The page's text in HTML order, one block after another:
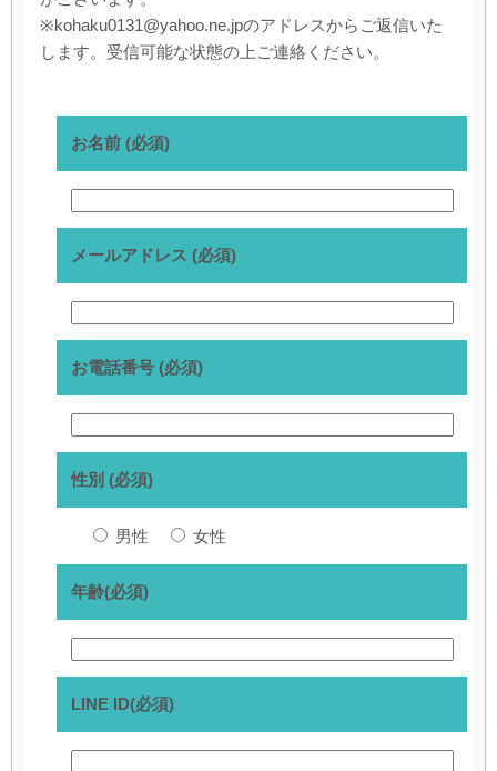
※kohaku0131@yahoo.ne.jpのアドレスからご返信いた
します。受信可能な状態の上ご連絡ください。
お名前 (必須)
メールアドレス (必須)
お電話番号 (必須)
性別 (必須)
男性 女性
年齢(必須)
LINE ID(必須)